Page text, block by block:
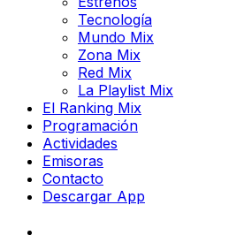
Tecnología
Mundo Mix
Zona Mix
Red Mix
La Playlist Mix
El Ranking Mix
Programación
Actividades
Emisoras
Contacto
Descargar App